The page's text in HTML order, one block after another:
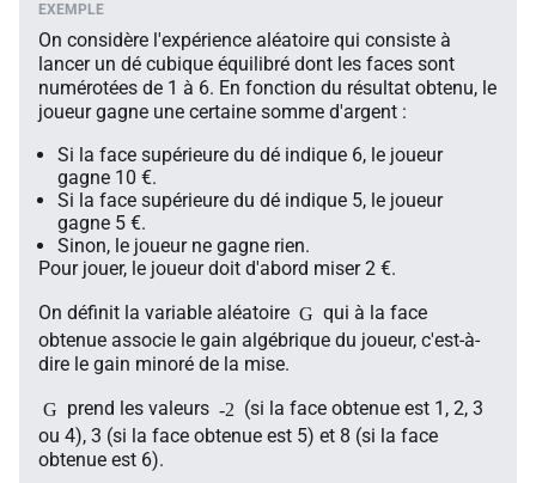
On considère l'expérience aléatoire qui consiste à
lancer un dé cubique équilibré dont les faces sont
numérotées de 1 à 6. En fonction du résultat obtenu, le
joueur gagne une certaine somme d'argent :
Si la face supérieure du dé indique 6, le joueur
gagne 10 €.
Si la face supérieure du dé indique 5, le joueur
gagne 5 €.
Sinon, le joueur ne gagne rien.
Pour jouer, le joueur doit d'abord miser 2 €.
On définit la variable aléatoire G qui à la face
obtenue associe le gain algébrique du joueur, c'est-à-
dire le gain minoré de la mise.
G prend les valeurs -2 (si la face obtenue est 1, 2, 3
ou 4), 3 (si la face obtenue est 5) et 8 (si la face
obtenue est 6).